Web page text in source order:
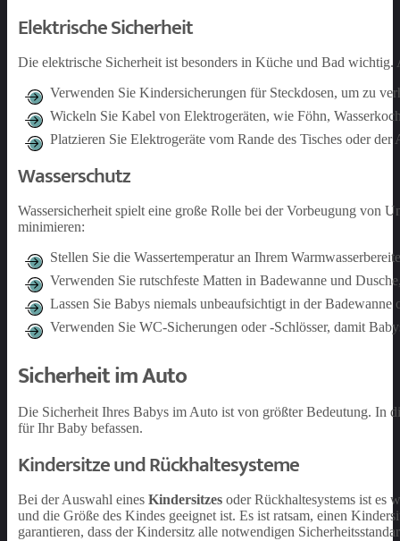
Elektrische Sicherheit
Die elektrische Sicherheit ist besonders in Küche und Bad
Verwenden Sie Kindersicherungen für Steckdosen, um zu
Wickeln Sie Kabel von Elektrogeräten, wie Föhn,
Platzieren Sie Elektrogeräte vom Rande des Tisches oder
Wasserschutz
Wassersicherheit spielt eine große Rolle bei der Vorbeugung von
minimieren:
Stellen Sie die Wassertemperatur an Ihrem
Verwenden Sie rutschfeste Matten in Badewanne und
Lassen Sie Babys niemals unbeaufsichtigt in der
Verwenden Sie WC-Sicherungen oder -Schlösser, damit
Sicherheit im Auto
Die Sicherheit Ihres Babys im Auto ist von größter Bedeutung. In
für Ihr Baby befassen.
Kindersitze und Rückhaltesysteme
Bei der Auswahl eines Kindersitzes oder Rückhaltesystems ist es
und die Größe des Kindes geeignet ist. Es ist ratsam, einen
garantieren, dass der Kindersitz alle notwendigen